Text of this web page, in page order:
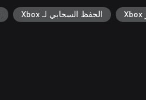
الحفظ السحابي لـ Xbox